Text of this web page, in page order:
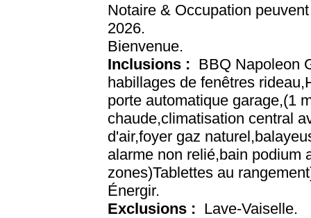
Notaire & Occupation
2026.
Bienvenue.
Inclusions : BBQ Napoleon
habillages de fenêtres
porte automatique garage,(1
chaude,climatisation central
d'air,foyer gaz
alarme non relié,bain podium
zones)Tablettes au
Énergir.
Exclusions : Lave-Vaiselle.